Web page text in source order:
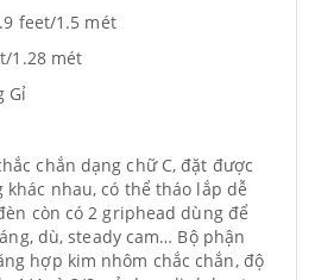
feet/1.5 mét
1.28 mét
Gỉ
chắn dạng chữ C, đặt được
nhau, có thể tháo lắp dễ
còn có 2 griphead dùng để
dù, steady cam… Bộ phận
hợp kim nhôm chắc chắn, độ